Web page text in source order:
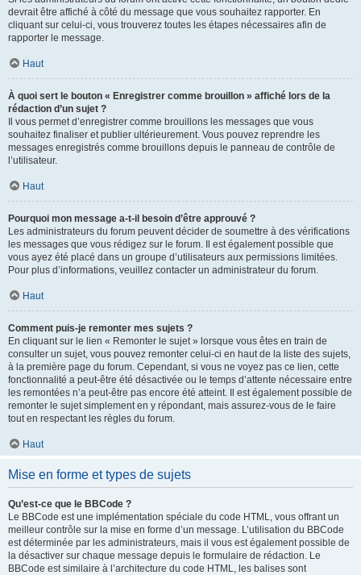
devrait être affiché à côté du message que vous souhaitez rapporter. En
cliquant sur celui-ci, vous trouverez toutes les étapes nécessaires afin de
rapporter le message.
Haut
À quoi sert le bouton « Enregistrer comme brouillon » affiché lors de la
rédaction d’un sujet ?
Il vous permet d’enregistrer comme brouillons les messages que vous
souhaitez finaliser et publier ultérieurement. Vous pouvez reprendre les
messages enregistrés comme brouillons depuis le panneau de contrôle de
l’utilisateur.
Haut
Pourquoi mon message a-t-il besoin d’être approuvé ?
Les administrateurs du forum peuvent décider de soumettre à des vérifications
les messages que vous rédigez sur le forum. Il est également possible que
vous ayez été placé dans un groupe d’utilisateurs aux permissions limitées.
Pour plus d’informations, veuillez contacter un administrateur du forum.
Haut
Comment puis-je remonter mes sujets ?
En cliquant sur le lien « Remonter le sujet » lorsque vous êtes en train de
consulter un sujet, vous pouvez remonter celui-ci en haut de la liste des sujets,
à la première page du forum. Cependant, si vous ne voyez pas ce lien, cette
fonctionnalité a peut-être été désactivée ou le temps d’attente nécessaire entre
les remontées n’a peut-être pas encore été atteint. Il est également possible de
remonter le sujet simplement en y répondant, mais assurez-vous de le faire
tout en respectant les règles du forum.
Haut
Mise en forme et types de sujets
Qu’est-ce que le BBCode ?
Le BBCode est une implémentation spéciale du code HTML, vous offrant un
meilleur contrôle sur la mise en forme d’un message. L’utilisation du BBCode
est déterminée par les administrateurs, mais il vous est également possible de
la désactiver sur chaque message depuis le formulaire de rédaction. Le
BBCode est similaire à l’architecture du code HTML, les balises sont